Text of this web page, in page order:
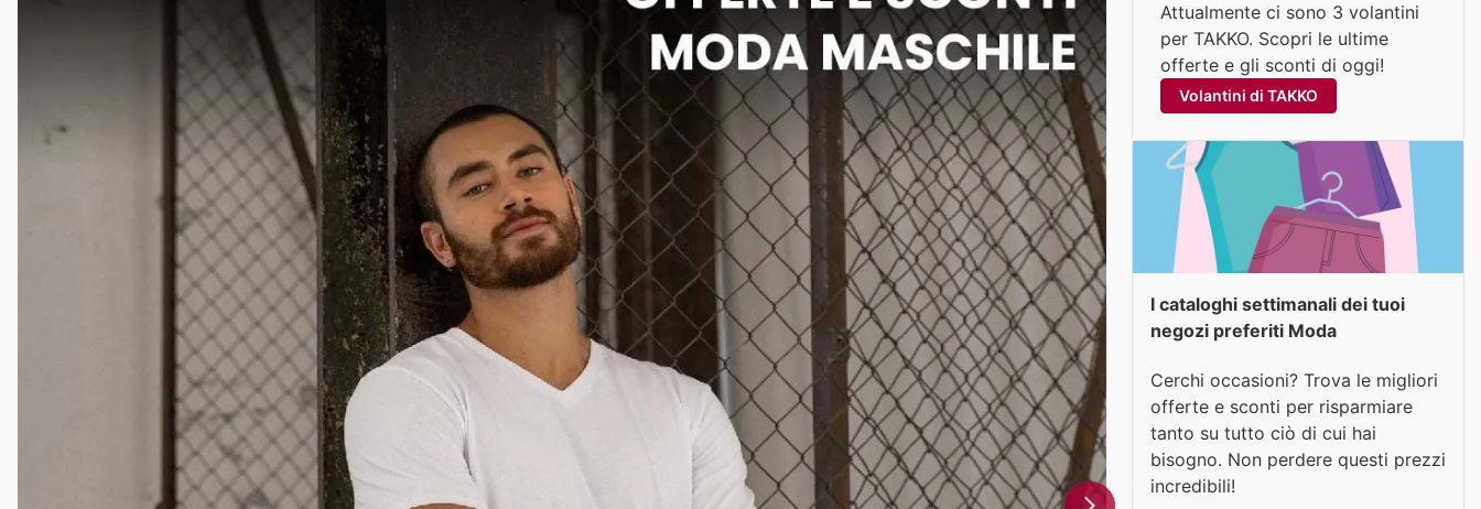
Attualmente ci sono 3 volantini
per TAKKO. Scopri le ultime
offerte e gli sconti di oggi!
Volantini di TAKKO
I cataloghi settimanali dei tuoi
negozi preferiti Moda
Cerchi occasioni? Trova le migliori
offerte e sconti per risparmiare
tanto su tutto ciò di cui hai
bisogno. Non perdere questi prezzi
incredibili!